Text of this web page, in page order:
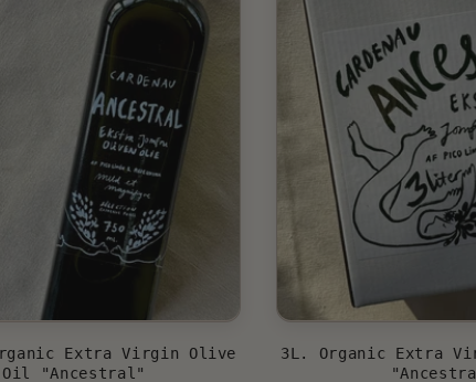
Extra Virgin Olive
Oil "Ancestral"
3L. Organic Extra